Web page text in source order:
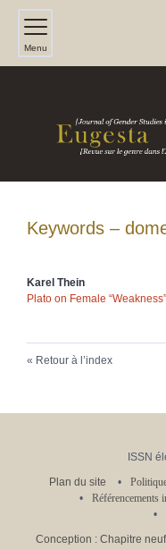
Menu
Keywords –
Karel Thein
Plato on Female
Retour à l’index
ISSN
Plan du site
Référencements
Conception : Chapitre neuf